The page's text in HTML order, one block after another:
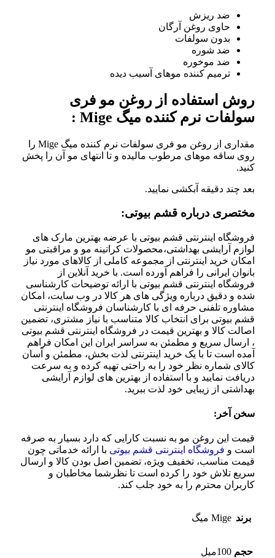
ضد ریزش
حاوی روغن آرگان
بدون سولفات
ضد شوره
ضد موخوره
ترمیم کننده موهای آسیب دیده
روش استفاده از روغن مو فری
سولفات نرم کننده میگ Mige :
مقداری از روغن مو فری سولفات نرم کننده میگ Mige را
روی ساقه موهای مرطوب مالیده و تا انتهای مو آن را پخش
کنید.
بعد چند دقیقه آبکشی نمایید.
مختصری درباره قشم بیوتی:
فروشگاه اینترنتی قشم بیوتی با عرضه بهترین مارک های
لوازم آرایشی بهداشتی،محصولات کراتینه مو و مراقبتی مو
امکان خرید اینترنتی از مجموعه کاملی از کالاهای مورد نیاز
بانوان ایرانی را فراهم آورده است. با خرید آنلاین از
فروشگاه اینترنتی قشم بیوتی با ارائه توضیحات کارشناسی
شده و دقیق درباره ویژگی های هر کالا در وب سایت، امکان
مشاوره تلفنی حرفه ای با کارشناسان فروشگاه اینترنتی
قشم بیوتی برای انتخاب کالا متناسب با نیاز مشتری، تضمین
اصالت کالا و بهترین قیمت در فروشگاه اینترنتی قشم بیوتی
، ارسال سریع و مطمئن به سراسر ایران این امکان فراهم
آمده است تا با یک خرید اینترنتی لذت بخش، مطمئن و آسان
کالای شماره نظر خود را به راحتی تهیه کرده و به سرعت
دریافت نمایید و با استفاده از بهترین های لوازم آرایشی
بهداشتی از زیبایی خود لذت ببرید.
سخن آخر:
قیمت این روغن مو به نسبت کارایی که دارد بسیار به صرفه
است و فروشگاه اینترنتی قشم بیوتی با ارائه خدماتی چون
قیمت مناسب، تخفیف ویژه، تضمین اصل بودن کالا و ارسال
سریع تلاش خود را کرده است تا نظرشما مخاطبان و
کاربران محترم را به خود جلب کند.
برند Mige میگ
حجم 100میل